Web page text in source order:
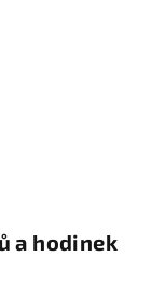
a hodinek